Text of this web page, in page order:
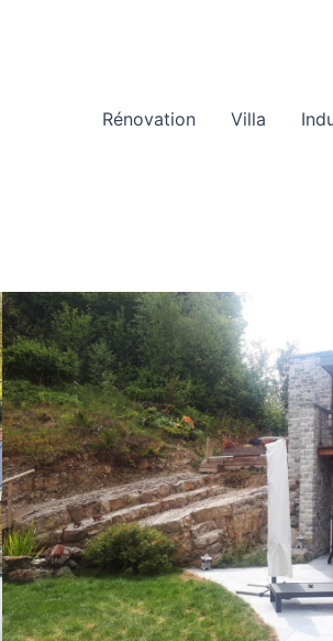
Rénovation Villa